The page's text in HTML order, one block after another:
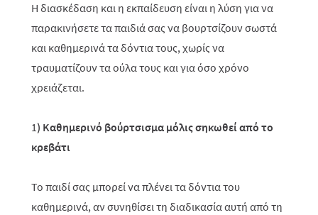
Η διασκέδαση και η εκπαίδευση είναι η λύση για να
παρακινήσετε τα παιδιά σας να βουρτσίζουν σωστά
και καθημερινά τα δόντια τους, χωρίς να
τραυματίζουν τα ούλα τους και για όσο χρόνο
χρειάζεται.
1) Καθημερινό βούρτσισμα μόλις σηκωθεί από το
κρεβάτι
Το παιδί σας μπορεί να πλένει τα δόντια του
καθημερινά, αν συνηθίσει τη διαδικασία αυτή από τη